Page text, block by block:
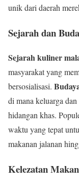
unik dari daerah
Sejarah dan
Sejarah kuliner
masyarakat yang
bersosialisasi.
di mana keluarga
hidangan khas.
waktu yang tepat
makanan jalanan
Kelezatan